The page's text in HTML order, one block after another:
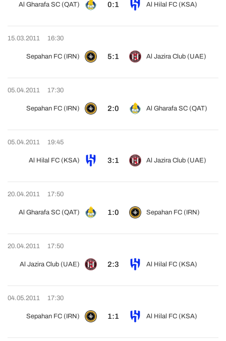
Al Gharafa SC (QAT) 0:1 Al Hilal FC (KSA)
15.03.2011 16:30
Sepahan FC (IRN) 5:1 Al Jazira Club (UAE)
05.04.2011 17:30
Sepahan FC (IRN) 2:0 Al Gharafa SC (QAT)
05.04.2011 19:45
Al Hilal FC (KSA) 3:1 Al Jazira Club (UAE)
20.04.2011 17:50
Al Gharafa SC (QAT) 1:0 Sepahan FC (IRN)
20.04.2011 17:50
Al Jazira Club (UAE) 2:3 Al Hilal FC (KSA)
04.05.2011 17:30
Sepahan FC (IRN) 1:1 Al Hilal FC (KSA)